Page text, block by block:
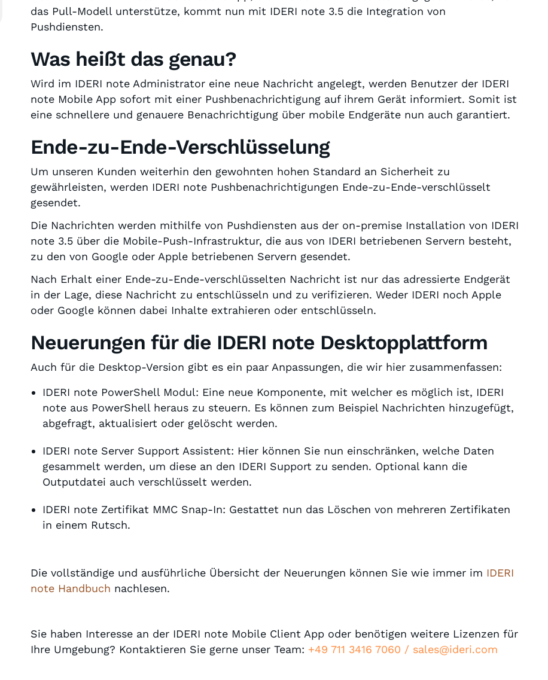
das Pull-Modell unterstütze, kommt nun mit IDERI note 3.5 die Integration von
Pushdiensten.
Was heißt das genau?
Wird im IDERI note Administrator eine neue Nachricht angelegt, werden Benutzer der IDERI
note Mobile App sofort mit einer Pushbenachrichtigung auf ihrem Gerät informiert. Somit ist
eine schnellere und genauere Benachrichtigung über mobile Endgeräte nun auch garantiert.
Ende-zu-Ende-Verschlüsselung
Um unseren Kunden weiterhin den gewohnten hohen Standard an Sicherheit zu
gewährleisten, werden IDERI note Pushbenachrichtigungen Ende-zu-Ende-verschlüsselt
gesendet.
Die Nachrichten werden mithilfe von Pushdiensten aus der on-premise Installation von IDERI
note 3.5 über die Mobile-Push-Infrastruktur, die aus von IDERI betriebenen Servern besteht,
zu den von Google oder Apple betriebenen Servern gesendet.
Nach Erhalt einer Ende-zu-Ende-verschlüsselten Nachricht ist nur das adressierte Endgerät
in der Lage, diese Nachricht zu entschlüsseln und zu verifizieren. Weder IDERI noch Apple
oder Google können dabei Inhalte extrahieren oder entschlüsseln.
Neuerungen für die IDERI note Desktopplattform
Auch für die Desktop-Version gibt es ein paar Anpassungen, die wir hier zusammenfassen:
IDERI note PowerShell Modul: Eine neue Komponente, mit welcher es möglich ist, IDERI
note aus PowerShell heraus zu steuern. Es können zum Beispiel Nachrichten hinzugefügt,
abgefragt, aktualisiert oder gelöscht werden.
IDERI note Server Support Assistent: Hier können Sie nun einschränken, welche Daten
gesammelt werden, um diese an den IDERI Support zu senden. Optional kann die
Outputdatei auch verschlüsselt werden.
IDERI note Zertifikat MMC Snap-In: Gestattet nun das Löschen von mehreren Zertifikaten
in einem Rutsch.
Die vollständige und ausführliche Übersicht der Neuerungen können Sie wie immer im IDERI
note Handbuch nachlesen.
Sie haben Interesse an der IDERI note Mobile Client App oder benötigen weitere Lizenzen für
Ihre Umgebung? Kontaktieren Sie gerne unser Team: +49 711 3416 7060 / sales@ideri.com